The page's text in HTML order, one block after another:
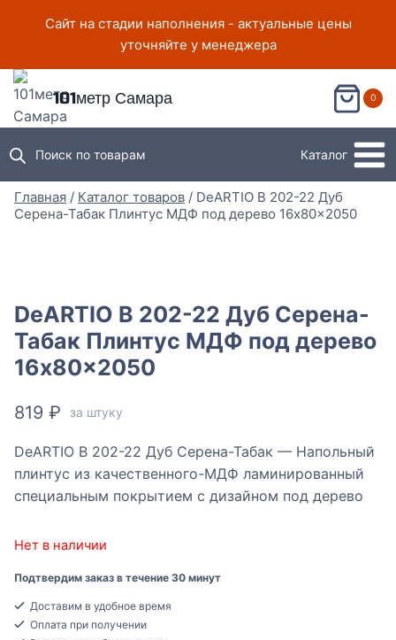
Сайт на стадии наполнения - актуальные цены
уточняйте у менеджера
101метр Самара 0
Поиск по товарам Каталог
Главная / Каталог товаров / DeARTIO B 202-22 Дуб
Серена-Табак Плинтус МДФ под дерево 16x80x2050
DeARTIO B 202-22 Дуб Серена-
Табак Плинтус МДФ под дерево
16x80x2050
819 ₽ за штуку
DeARTIO B 202-22 Дуб Серена-Табак — Напольный
плинтус из качественного-МДФ ламинированный
специальным покрытием с дизайном под дерево
Нет в наличии
Подтвердим заказ в течение 30 минут
Доставим в удобное время
Оплата при получении